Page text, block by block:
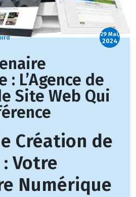
29 Mai,
2024
: L’Agence de
Site Web Qui
Création de
Votre
Numérique